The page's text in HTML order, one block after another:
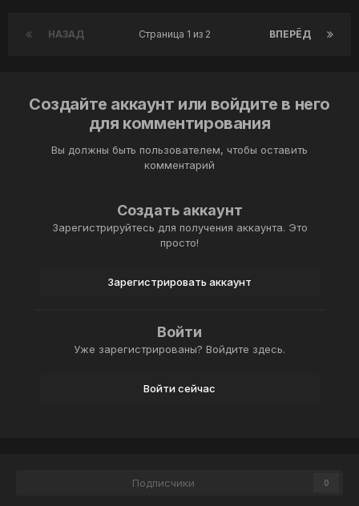
НАЗАД ВПЕРЁД
Страница 1 из 2
Создайте аккаунт или войдите в него
для комментирования
Вы должны быть пользователем, чтобы оставить
комментарий
Создать аккаунт
Зарегистрируйтесь для получения аккаунта. Это
просто!
Зарегистрировать аккаунт
Войти
Уже зарегистрированы? Войдите здесь.
Войти сейчас
Подписчики 0